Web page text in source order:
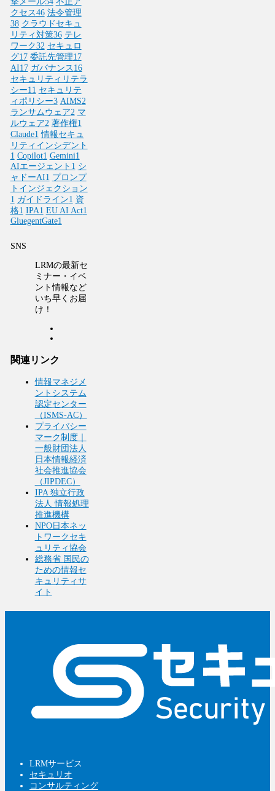
クセス46 法令管理
38 クラウドセキュ
リティ対策36 テレ
ワーク32 セキュロ
グ17 委託先管理17
AI17 ガバナンス 16
セキュリティリテラ
シー11 セキュリテ
ィポリシー3 AIMS2
ランサムウェア2 マ
ルウェア2 著作権1
Claude1 情報セキュ
リティインシデント
1 Copilot1 Gemini1
AIエージェント 1 シ
ャドーAI1 プロンプ
トインジェクション
1 ガイドライン1 資
格1 IPA1 EU AI Act1
GluegentGate1
SNS
LRMの最新セ
ミナー・イベ
ント情報など
いち早くお届
け！
関連リンク
情報マネジメ
ントシステム
認定センター
（ISMS-AC）
プライバシー
マーク制度｜
一般財団法人
日本情報経済
社会推進協会
（JIPDEC）
IPA 独立行政
法人 情報処理
推進機構
NPO日本ネッ
トワークセキ
ュリティ協会
総務省 国民の
ための情報セ
キュリティサ
イト
LRMサービス
セキュリオ
コンサルティング